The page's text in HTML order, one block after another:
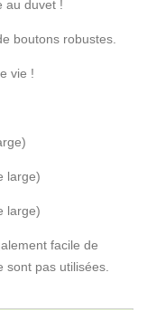
au duvet !
boutons robustes.
vie !
large)
large)
facile de
sont pas utilisées.